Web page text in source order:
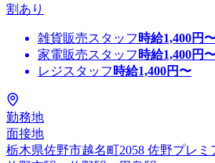
割あり
雑貨販売スタッフ 時給1,400円
家電販売スタッフ 時給1,400円
レジスタッフ 時給1,400円〜
勤務地
面接地
栃木県佐野市越名町2058 佐野プレミ